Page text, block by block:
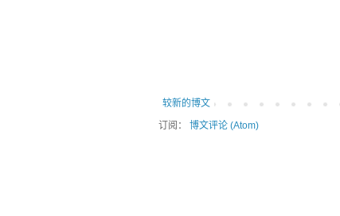
较新的博文
订阅： 博文评论 (Atom)